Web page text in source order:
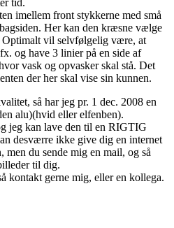
tid.
imellem front stykkerne med små
Her kan den kræsne vælge
Optimalt vil selvfølgelig være, at
og have 3 linier på en side af
vask og opvasker skal stå. Det
der her skal vise sin kunnen.
så har jeg pr. 1 dec. 2008 en
alu)(hvid eller elfenben).
jeg kan lave den til en RIGTIG
desværre ikke give dig en internet
men du sende mig en mail, og så
til dig.
kontakt gerne mig, eller en kollega.